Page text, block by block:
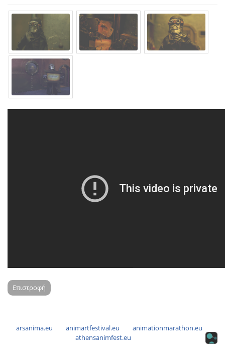
Επιστροφή
arsanima.eu animartfestival.eu
animationmarathon.eu
athensanimfest.eu